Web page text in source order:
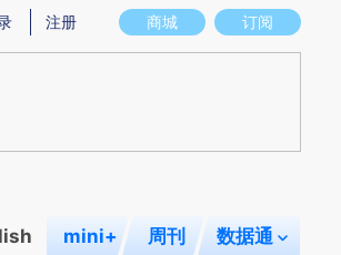
实意图存在偏差。不代表财新观点和立场。推荐点击
商城 订阅
注册
mini+ 周刊 数据通